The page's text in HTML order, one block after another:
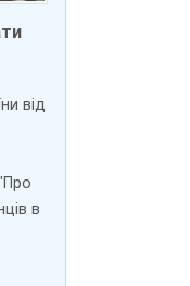
від
в